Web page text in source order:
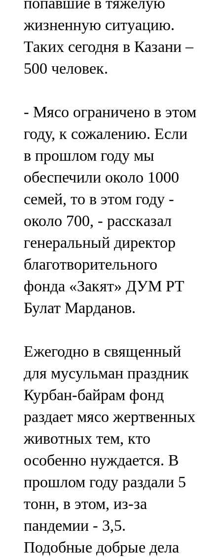
жизненную ситуацию.
Таких сегодня в Казани –
500 человек.
- Мясо ограничено в этом
году, к сожалению. Если
в прошлом году мы
обеспечили около 1000
семей, то в этом году -
около 700, - рассказал
генеральный директор
благотворительного
фонда «Закят» ДУМ РТ
Булат Марданов.
Ежегодно в священный
для мусульман праздник
Курбан-байрам фонд
раздает мясо жертвенных
животных тем, кто
особенно нуждается. В
прошлом году раздали 5
тонн, в этом, из-за
пандемии - 3,5.
Подобные добрые дела